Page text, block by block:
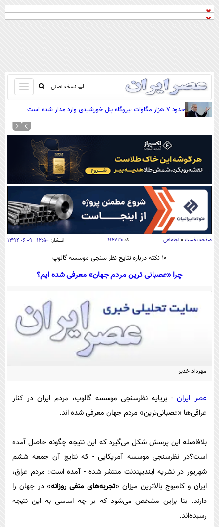
نسخه اصلی
باز
و
کردن
صفحه اول
آرشیو
نظرسنجی
آب و هوا
اوقات شرعی
سواد زندگی
اقتصاد
اقتصادی
خودرو
جامعه
اجتماعی
سلامت
یک برش دانایی
محیط زیست
ورزشی
سیاست خارجی
فرهنگ و هنر
فناوری و It
قرآن
مجله تصویری سلاح
سرگرمی
فناوری
حوادث
پیامک
روانشناسی
دانلود
حدود ۷ هزار مگاوات نیروگاه پنل خورشیدی وارد مدار شده است
صفحه نخست » اجتماعی کد ۴۱۴۷۳۰ انتشار: ۱۲:۵۰ - ۰۹-۰۶-۱۳۹۴
10 نکته درباره نتایج نظر سنجی موسسه گالوپ
چرا «عصبانی ترین مردم جهان» معرفی شده ایم؟
مهرداد خدیر
عصر ایران - برپایه نظرسنجی موسسه گالوپ، مردم ایران در کنار
عراقی‌ها «عصبانی‌ترین» مردم جهان معرفی شده اند.
بلافاصله این پرسش شکل می‌گیرد که این نتیجه چگونه حاصل آمده
است؟در نظرسنجی موسسه آمریکایی - که نتایج آن جمعه ششم
شهریور در نشریه ایندیپندنت منتشر شده - آمده است: مردم عراق،
ایران و کامبوج بالا‌ترین میزان «تجربه‌های منفی روزانه» در جهان را
دارند. بنا براین مشخص می‌شود که بر چه اساسی به این نتیجه
رسیده‌اند.